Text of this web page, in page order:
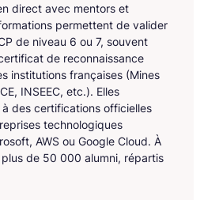
direct avec mentors et
permettent de valider
de niveau 6 ou 7, souvent
de reconnaissance
institutions françaises (Mines
INSEEC, etc.). Elles
des certifications officielles
technologiques
AWS ou Google Cloud. À
de 50 000 alumni, répartis